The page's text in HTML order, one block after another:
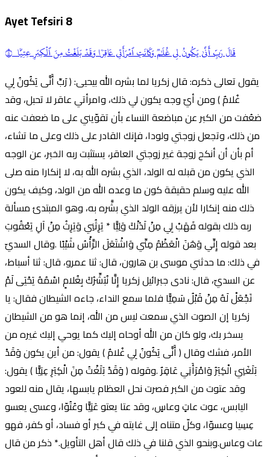
Ayet Tefsiri8
قَالَرَبِّأَنَّىٰ يَكُونُ لِي غُلَٰمٞ وَكَانَتِ ٱمۡرَأَتِي عَاقِرٗا وَقَدۡ بَلَغۡتُ مِنَ ٱلۡكِبَرِ عِتِيّٗا ٨
يقول تعالى ذكره: قال زكريا لما بشره الله بيحيى: ( رَبِّ أَنَّى يَكُونُ لِي
غُلامٌ ) ومن أيّ وجه يكون لي ذلك، وامرأتي عاقر لا تحبل، وقد
ضعُفت من الكبر عن مباضعة النساء بأن تقوّيني على ما ضعفت عنه
من ذلك، وتجعل زوجتي ولودا، فإنك القادر على ذلك وعلى ما تشاء،
أم بأن أن أنكح زوجة غير زوجتي العاقر، يستثبت ربه الخبر، عن الوجه
الذي يكون من قبله له الولد، الذي بشره الله به، لا إنكارا منه صلى
الله عليه وسلم حقيقة كون ما وعده الله من الولد، وكيف يكون
ذلك منه إنكارا لأن يرزقه الولد الذي بشَّره به، وهو المبتدئ مسألة
ربه ذلك بقوله فَهَبْ لِي مِنْ لَدُنْكَ وَلِيًّا * يَرِثُنِي وَيَرِثُ مِنْ آلِ يَعْقُوبَ
بعد قوله إِنِّي وَهَنَ الْعَظْمُ مِنِّي وَاشْتَعَلَ الرَّأْسُ شَيْبًا .وقال السديّ
في ذلك: ما حدثني موسى بن هارون، قال: ثنا عمرو، قال: ثنا أسباط،
عن السديّ، قال: نادى جبرائيل زكريا إِنَّا نُبَشِّرُكَ بِغُلامٍ اسْمُهُ يَحْيَى لَمْ
نَجْعَلْ لَهُ مِنْ قَبْلُ سَمِيًّا فلما سمع النداء، جاءه الشيطان فقال: يا
زكريا إن الصوت الذي سمعت ليس من الله، إنما هو من الشيطان
يسخر بك، ولو كان من الله أوحاه إليك كما يوحي إليك غيره من
الأمر، فشك وقال ( أَنَّى يَكُونُ لِي غُلامٌ ) يقول: من أين يكون وَقَدْ
بَلَغَنِيَ الْكِبَرُ وَامْرَأَتِي عَاقِرٌ .وقوله ( وَقَدْ بَلَغْتُ مِنَ الْكِبَرِ عِتِيًّا ) يقول:
وقد عتوت من الكبر فصرت نحل العظام يابسها، يقال منه للعود
اليابس، عوت عاتٍ وعاسٍ، وقد عتا يعتو عَتِيًّا وعُتُوّا، وعسى يعسو
عِسِيا وعسوّا، وكلّ متناه إلى غايته في كبر أو فساد، أو كفر، فهو
عات وعاس.وبنحو الذي قلنا في ذلك قال أهل التأويل.* ذكر من قال